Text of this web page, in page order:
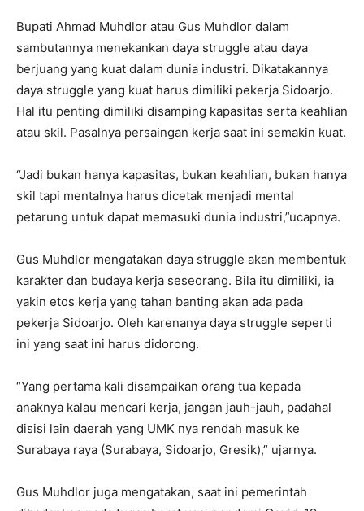
Bupati Ahmad Muhdlor atau Gus Muhdlor dalam
sambutannya menekankan daya struggle atau daya
berjuang yang kuat dalam dunia industri. Dikatakannya
daya struggle yang kuat harus dimiliki pekerja Sidoarjo.
Hal itu penting dimiliki disamping kapasitas serta keahlian
atau skil. Pasalnya persaingan kerja saat ini semakin kuat.
“Jadi bukan hanya kapasitas, bukan keahlian, bukan hanya
skil tapi mentalnya harus dicetak menjadi mental
petarung untuk dapat memasuki dunia industri,”ucapnya.
Gus Muhdlor mengatakan daya struggle akan membentuk
karakter dan budaya kerja seseorang. Bila itu dimiliki, ia
yakin etos kerja yang tahan banting akan ada pada
pekerja Sidoarjo. Oleh karenanya daya struggle seperti
ini yang saat ini harus didorong.
“Yang pertama kali disampaikan orang tua kepada
anaknya kalau mencari kerja, jangan jauh-jauh, padahal
disisi lain daerah yang UMK nya rendah masuk ke
Surabaya raya (Surabaya, Sidoarjo, Gresik),” ujarnya.
Gus Muhdlor juga mengatakan, saat ini pemerintah